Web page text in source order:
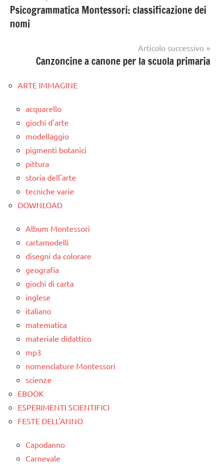
articoli
Psicogrammatica Montessori: classificazione dei
nomi
Articolo successivo
Canzoncine a canone per la scuola primaria
ARTE IMMAGINE
acquarello
giochi d'arte
modellaggio
pigmenti botanici
pittura
storia dell'arte
tecniche varie
DOWNLOAD
Album Montessori
cartamodelli
disegni da colorare
geografia
giochi di carta
inglese
italiano
matematica
materiale didattico
mp3
nomenclature Montessori
scienze
EBOOK
ESPERIMENTI SCIENTIFICI
FESTE DELL'ANNO
Capodanno
Carnevale